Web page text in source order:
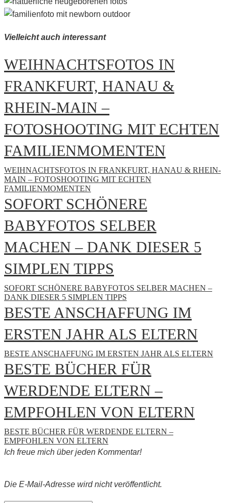
Vielleicht auch interessant
WEIHNACHTSFOTOS IN
FRANKFURT, HANAU &
RHEIN-MAIN –
FOTOSHOOTING MIT ECHTEN
FAMILIENMOMENTEN
WEIHNACHTSFOTOS IN FRANKFURT, HANAU & RHEIN-
MAIN – FOTOSHOOTING MIT ECHTEN
FAMILIENMOMENTEN
SOFORT SCHÖNERE
BABYFOTOS SELBER
MACHEN – DANK DIESER 5
SIMPLEN TIPPS
SOFORT SCHÖNERE BABYFOTOS SELBER MACHEN –
DANK DIESER 5 SIMPLEN TIPPS
BESTE ANSCHAFFUNG IM
ERSTEN JAHR ALS ELTERN
BESTE ANSCHAFFUNG IM ERSTEN JAHR ALS ELTERN
BESTE BÜCHER FÜR
WERDENDE ELTERN –
EMPFOHLEN VON ELTERN
BESTE BÜCHER FÜR WERDENDE ELTERN –
EMPFOHLEN VON ELTERN
Ich freue mich über jeden Kommentar!
Die E-Mail-Adresse wird nicht veröffentlicht.